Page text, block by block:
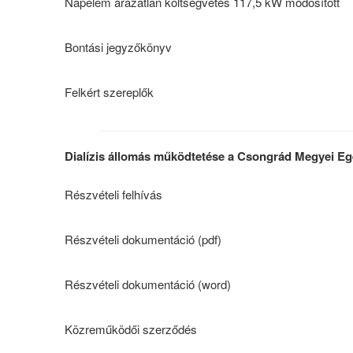
Bontási jegyzőkönyv
Felkért szereplők
Dialízis állomás működtetése a Csongrád Megyei
Részvételi felhívás
Részvételi dokumentáció (pdf)
Részvételi dokumentáció (word)
Közreműködői szerződés